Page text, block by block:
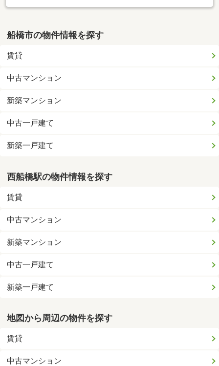
船橋市の物件情報を探す
賃貸
中古マンション
新築マンション
中古一戸建て
新築一戸建て
西船橋駅の物件情報を探す
賃貸
中古マンション
新築マンション
中古一戸建て
新築一戸建て
地図から周辺の物件を探す
賃貸
中古マンション